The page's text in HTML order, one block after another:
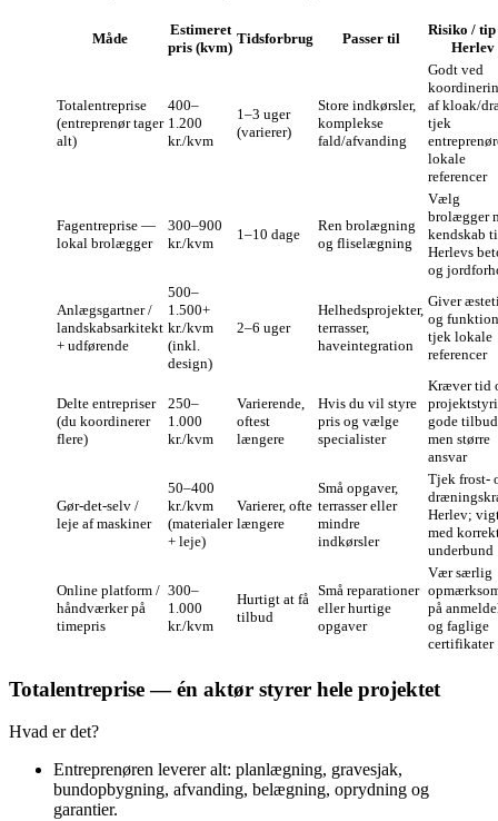
Måde
Estimeret
pris (kvm)
Tidsforbrug Passer til
Risiko /
Herlev
Totalentreprise
(entreprenør tager
alt)
400–
1.200
kr./kvm
1–3 uger
(varierer)
Store indkørsler,
komplekse
fald/afvanding
Godt ved
af kloak/
tjek
lokale
referencer
Fagentreprise —
lokal brolægger
300–900
kr./kvm
1–10 dage
Ren brolægning
og fliselægning
Vælg
brolægger
kendskab
Herlevs
og
Anlægsgartner /
landskabsarkitekt
+ udførende
500–
1.500+
kr./kvm
(inkl.
design)
2–6 uger
Helhedsprojekter,
terrasser,
haveintegration
Giver
og
tjek lokale
referencer
Delte entrepriser
(du koordinerer
flere)
250–
1.000
kr./kvm
Varierende,
oftest
længere
Hvis du vil styre
pris og vælge
specialister
Kræver tid
gode tilbud
men større
ansvar
Gør‑det‑selv /
leje af maskiner
50–400
kr./kvm
(materialer
+ leje)
Varierer, ofte
længere
Små opgaver,
terrasser eller
mindre
indkørsler
Tjek frost-
Herlev;
med
underbund
Online platform /
håndværker på
timepris
300–
1.000
kr./kvm
Hurtigt at få
tilbud
Små reparationer
eller hurtige
opgaver
Vær særlig
på
og faglige
certifikater
Totalentreprise — én aktør styrer hele projektet
Hvad er det?
Entreprenøren leverer alt: planlægning, gravesjak,
bundopbygning, afvanding, belægning, oprydning og
garantier.